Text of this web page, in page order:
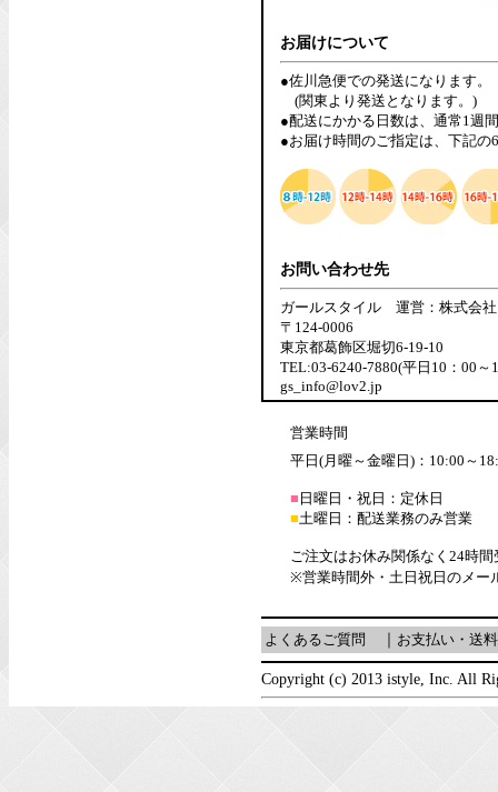
お届けについて
●佐川急便での発送になります。
(関東より発送となります。)
●配送にかかる日数は、通常1週
●お届け時間のご指定は、下記
お問い合わせ先
ガールスタイル 運営：株式会
〒124-0006
東京都葛飾区堀切6-19-10
TEL:03-6240-7880(平日10：00～
gs_info@lov2.jp
営業時間
平日(月曜～金曜日)：10:00～
■ 日曜日・祝日：定休日
■土曜日：配送業務のみ営業
ご注文はお休み関係なく24時
※営業時間外・土日祝日のメー
よくあるご質問 お支払い・送料
Copyright (c) 2013 istyle, Inc. All